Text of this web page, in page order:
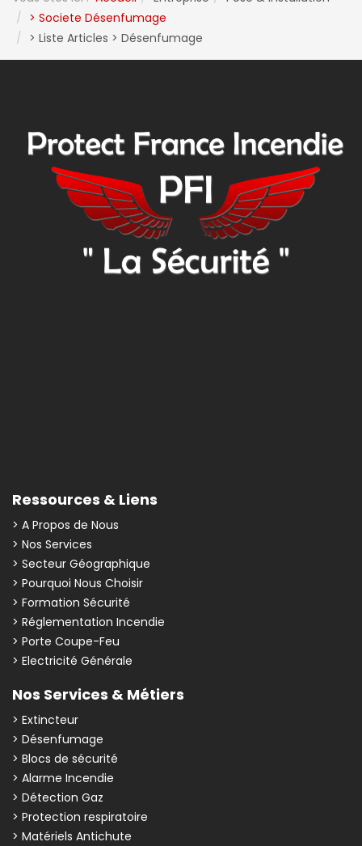
> Societe Désenfumage
> Liste Articles > Désenfumage
Ressources & Liens
> A Propos de Nous
> Nos Services
> Secteur Géographique
> Pourquoi Nous Choisir
> Formation Sécurité
> Réglementation Incendie
> Porte Coupe-Feu
> Electricité Générale
Nos Services & Métiers
> Extincteur
> Désenfumage
> Blocs de sécurité
> Alarme Incendie
> Détection Gaz
> Protection respiratoire
> Matériels Antichute